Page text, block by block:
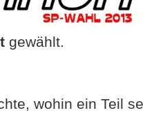
gewählt.
wohin ein Teil